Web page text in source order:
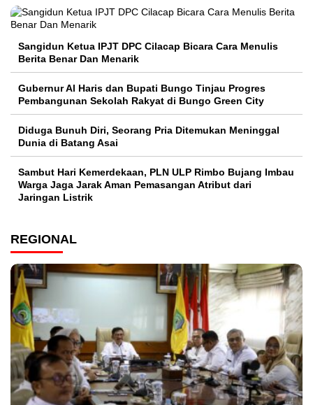
Sangidun Ketua IPJT DPC Cilacap Bicara Cara Menulis
Berita Benar Dan Menarik
​Gubernur Al Haris dan Bupati Bungo Tinjau Progres
Pembangunan Sekolah Rakyat di Bungo Green City
Diduga Bunuh Diri, Seorang Pria Ditemukan Meninggal
Dunia di Batang Asai
Sambut Hari Kemerdekaan, PLN ULP Rimbo Bujang Imbau
Warga Jaga Jarak Aman Pemasangan Atribut dari
Jaringan Listrik​
REGIONAL